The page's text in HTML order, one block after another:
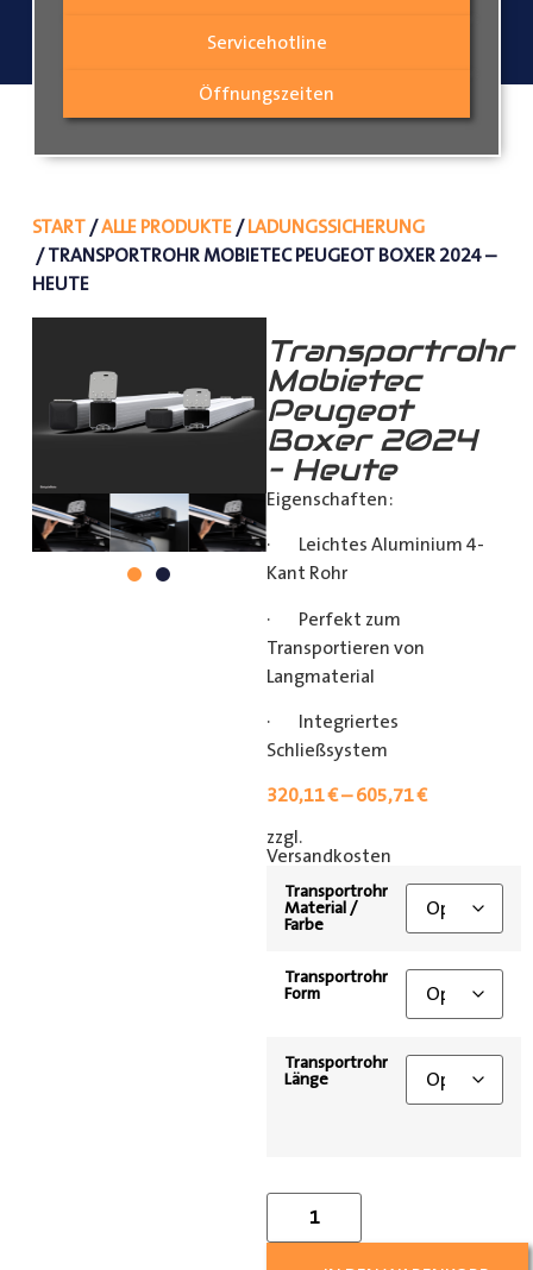
Servicehotline
Öffnungszeiten
START/ALLE PRODUKTE/LADUNGSSICHERUNG
/ TRANSPORTROHR MOBIETEC PEUGEOT BOXER 2024 –
HEUTE
Transportrohr
Mobietec
Peugeot
Boxer 2024
– Heute
Eigenschaften:
· Leichtes Aluminium 4-
Kant Rohr
· Perfekt zum
Transportieren von
Langmaterial
· Integriertes
Schließsystem
320,11€–605,71€
zzgl.
Versandkosten
Transportrohr
Material /
Farbe
Transportrohr
Form
Transportrohr
Länge